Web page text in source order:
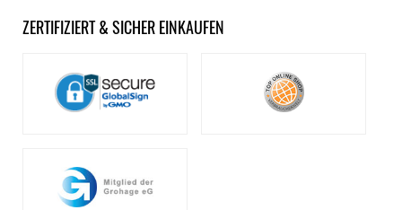
ZERTIFIZIERT & SICHER EINKAUFEN